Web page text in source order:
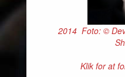
2014 Foto: ©
Klik for at